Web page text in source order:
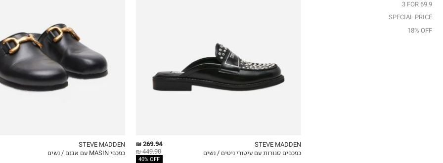
3 FOR 69.9
SPECIAL PRICE
18% OFF
MY LIST
269.94 ₪
449.90 ₪
40% OFF
STEVE MADDEN
כפכפים סגורות עם עיטורי ניטים / נשים
MY LIST
STEVE MADDEN
כפכפי MASIN עם אבזם / נשים